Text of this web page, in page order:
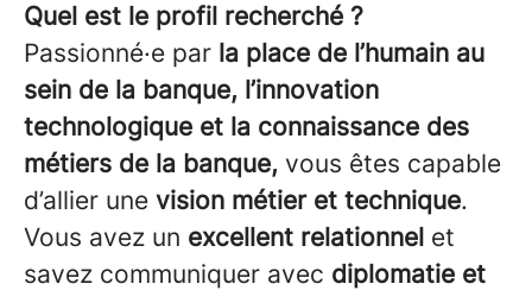
Quel est le profil recherché ?
Passionné·e par la place de l’humain au
sein de la banque, l’innovation
technologique et la connaissance des
métiers de la banque, vous êtes capable
d’allier une vision métier et technique.
Vous avez un excellent relationnel et
savez communiquer avec diplomatie et